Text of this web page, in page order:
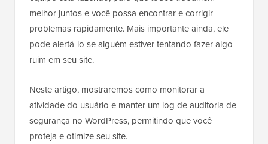
melhor juntos e você possa encontrar e corrigir
problemas rapidamente. Mais importante ainda, ele
pode alertá-lo se alguém estiver tentando fazer algo
ruim em seu site.
Neste artigo, mostraremos como monitorar a
atividade do usuário e manter um log de auditoria de
segurança no WordPress, permitindo que você
proteja e otimize seu site.